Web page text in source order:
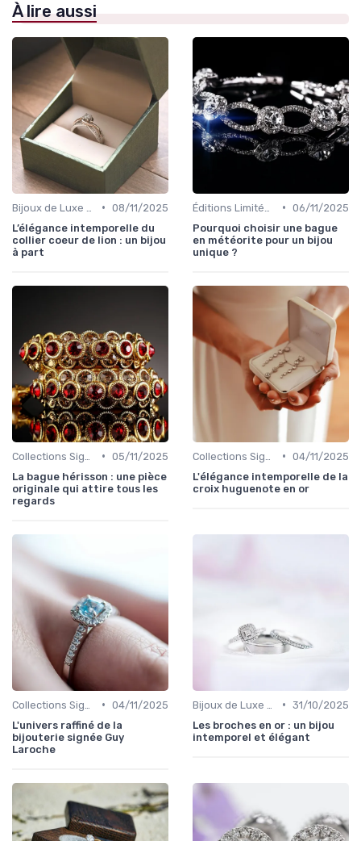
À lire aussi
• 08/11/2025
L’élégance intemporelle du
collier coeur de lion : un bijou
à part
• 06/11/2025
Pourquoi choisir une bague
en météorite pour un bijou
unique ?
• 05/11/2025
La bague hérisson : une pièce
originale qui attire tous les
regards
• 04/11/2025
L'élégance intemporelle de la
croix huguenote en or
• 04/11/2025
L'univers raffiné de la
bijouterie signée Guy
Laroche
• 31/10/2025
Les broches en or : un bijou
intemporel et élégant